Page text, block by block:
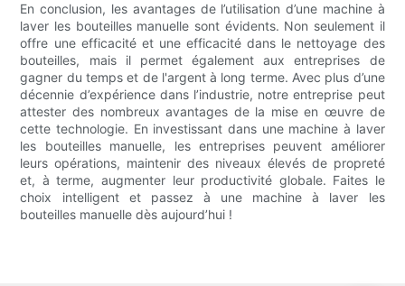
En conclusion, les avantages de l’utilisation d’une machine à
laver les bouteilles manuelle sont évidents. Non seulement il
offre une efficacité et une efficacité dans le nettoyage des
bouteilles, mais il permet également aux entreprises de
gagner du temps et de l'argent à long terme. Avec plus d’une
décennie d’expérience dans l’industrie, notre entreprise peut
attester des nombreux avantages de la mise en œuvre de
cette technologie. En investissant dans une machine à laver
les bouteilles manuelle, les entreprises peuvent améliorer
leurs opérations, maintenir des niveaux élevés de propreté
et, à terme, augmenter leur productivité globale. Faites le
choix intelligent et passez à une machine à laver les
bouteilles manuelle dès aujourd’hui !